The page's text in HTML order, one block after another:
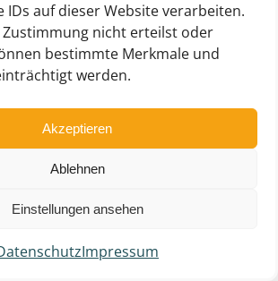
IDs auf dieser Website verarbeiten.
nicht erteilst oder
bestimmte Merkmale und
werden.
Akzeptieren
Ablehnen
Einstellungen ansehen
Impressum